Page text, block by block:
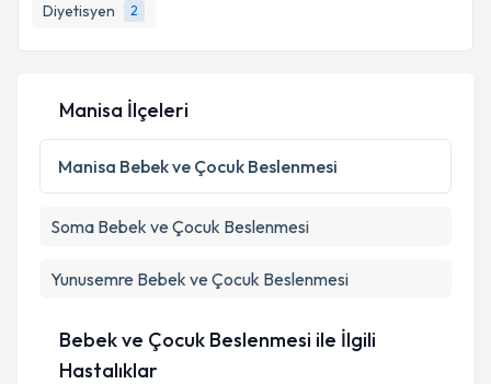
Diyetisyen
2
E-posta Adresiniz
Kişisel verilerimin işlenmesine ilişkinAydınlatma
Metni 'ni okudum ve kişisel verilerimin belirtilen
kapsamda işlenmesini kabul ediyorum.
Manisa İlçeleri
Manisa Bebek ve Çocuk Beslenmesi
Soma Bebek ve Çocuk Beslenmesi
Yunusemre Bebek ve Çocuk Beslenmesi
Bebek ve Çocuk Beslenmesi ile İlgili
Hastalıklar